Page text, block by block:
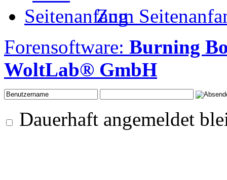
Zum
Forensoftware: Burning
WoltLab® GmbH
Dauerhaft angemeldet